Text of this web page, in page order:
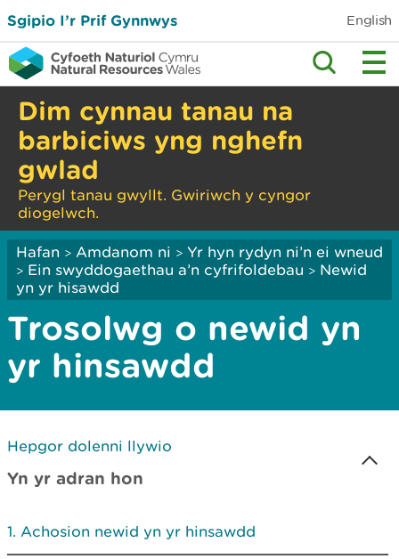
Sgipio I’r Prif Gynnwys English
Dim cynnau tanau na
barbiciws yng nghefn
gwlad
Perygl tanau gwyllt. Gwiriwch y cyngor
diogelwch.
Hafan > Amdanom ni > Yr hyn rydyn ni’n ei wneud
> Ein swyddogaethau a’n cyfrifoldebau > Newid
yn yr hisawdd
Trosolwg o newid yn
yr hinsawdd
Hepgor dolenni llywio
Yn yr adran hon
Achosion newid yn yr hinsawdd